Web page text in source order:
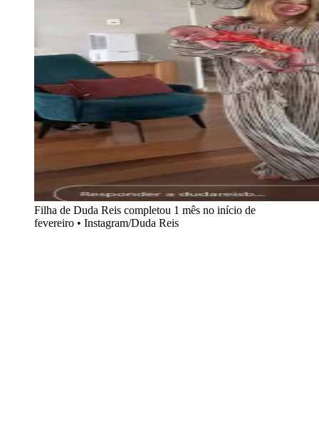
Filha de Duda Reis completou 1 mês no início de
fevereiro • Instagram/Duda Reis